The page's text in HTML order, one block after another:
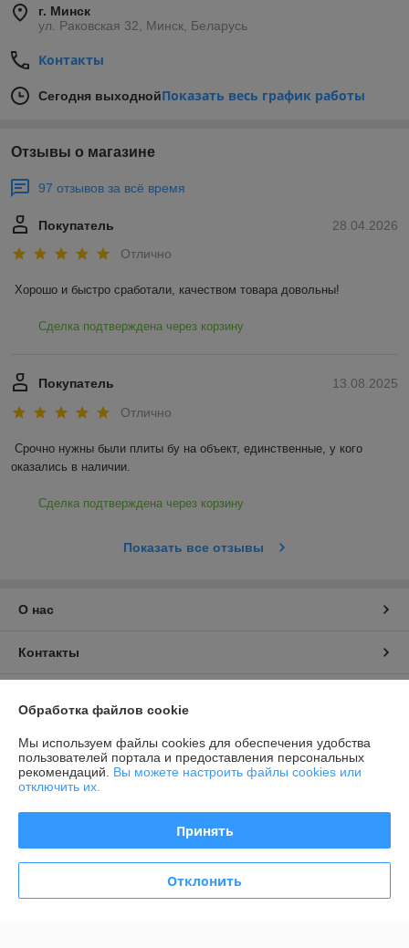
г. Минск
ул. Раковская 32, Минск, Беларусь
Контакты
Сегодня выходнойПоказать весь график работы
Отзывы о магазине
97 отзывов за всё время
28.04.2026
Покупатель
Отлично
Хорошо и быстро сработали, качеством товара довольны!
Сделка подтверждена через корзину
13.08.2025
Покупатель
Отлично
Срочно нужны были плиты бу на объект, единственные, у кого
оказались в наличии.
Сделка подтверждена через корзину
Показать все отзывы
О нас
Контакты
График работы
Полная версия сайта
Политика обработки cookies
Сайт создан на платформе Deal.by
Обработка файлов cookie
Мы используем файлы cookies для обеспечения удобства
пользователей портала и предоставления персональных
рекомендаций. Вы можете настроить файлы cookies или
отключить их.
Принять
Отклонить